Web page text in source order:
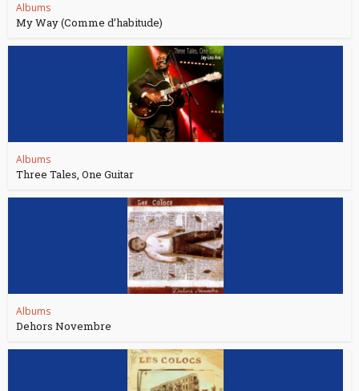
Albums
My Way (Comme d’habitude)
Albums
Three Tales, One Guitar
Albums
Dehors Novembre